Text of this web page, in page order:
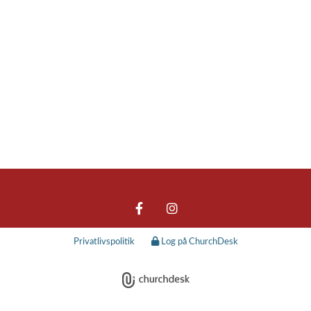
Privatlivspolitik Log på ChurchDesk